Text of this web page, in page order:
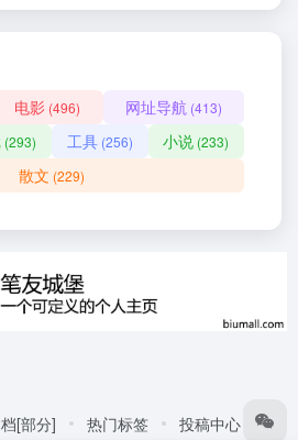
电影 (496) 网址导航 (413)
(293) 工具(256) 小说 (233)
散文 (229)
[部分] 热门标签 投稿中心